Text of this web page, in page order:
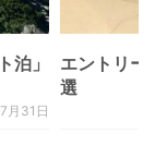
泊」
月31日
エントリー
選